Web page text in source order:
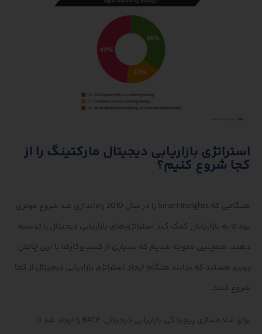
استراتژی بازاریابی دیجیتال مارکتینگ را از
کجا شروع کنیم؟
هنگامی که Smart Insights را در سال 2010 راه‌اندازی شد شروع موثری
بود تا به بازاریابان کمک کند استراتژی‌های بازاریابی دیجیتال را توسعه
دهند، همچنین متوجه شدیم که بسیاری از کسب‌وکارها با این چالش
روبرو هستند که بدانند هنگام ایجاد استراتژی بازاریابی دیجیتال از کجا
شروع کنند.
برای ساده‌سازی پیچیدگی بازاریابی دیجیتال، RACE را ایجاد شد تا